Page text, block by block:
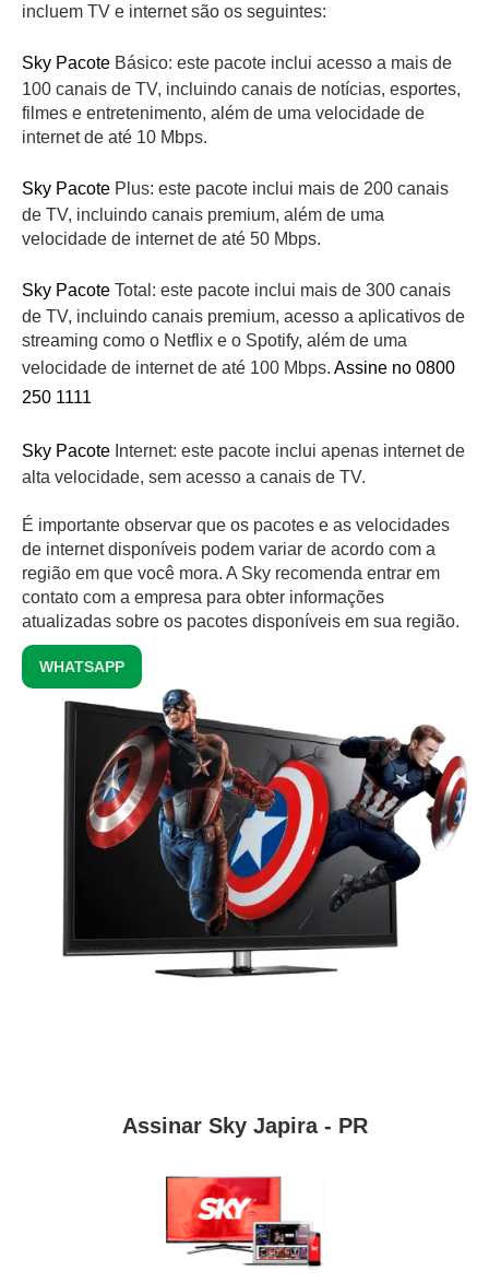
incluem TV e internet são os seguintes:
Sky Pacote Básico: este pacote inclui acesso a mais de
100 canais de TV, incluindo canais de notícias, esportes,
filmes e entretenimento, além de uma velocidade de
internet de até 10 Mbps.
Sky Pacote Plus: este pacote inclui mais de 200 canais
de TV, incluindo canais premium, além de uma
velocidade de internet de até 50 Mbps.
Sky Pacote Total: este pacote inclui mais de 300 canais
de TV, incluindo canais premium, acesso a aplicativos de
streaming como o Netflix e o Spotify, além de uma
velocidade de internet de até 100 Mbps. Assine no 0800
250 1111
Sky Pacote Internet: este pacote inclui apenas internet de
alta velocidade, sem acesso a canais de TV.
É importante observar que os pacotes e as velocidades
de internet disponíveis podem variar de acordo com a
região em que você mora. A Sky recomenda entrar em
contato com a empresa para obter informações
atualizadas sobre os pacotes disponíveis em sua região.
WHATSAPP
Assinar Sky Japira - PR